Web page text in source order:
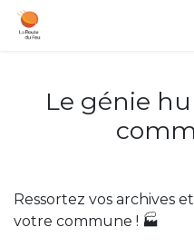
Se rendre au contenu
Le génie
Ressortez vos archives
votre commune ! 🏭